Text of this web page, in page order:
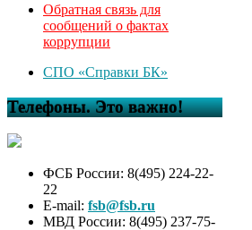
Обратная связь для
сообщений о фактах
коррупции
СПО «Справки БК»
Телефоны. Это важно!
ФСБ России: 8(495) 224-22-
22
E-mail: fsb@fsb.ru
МВД России: 8(495) 237-75-